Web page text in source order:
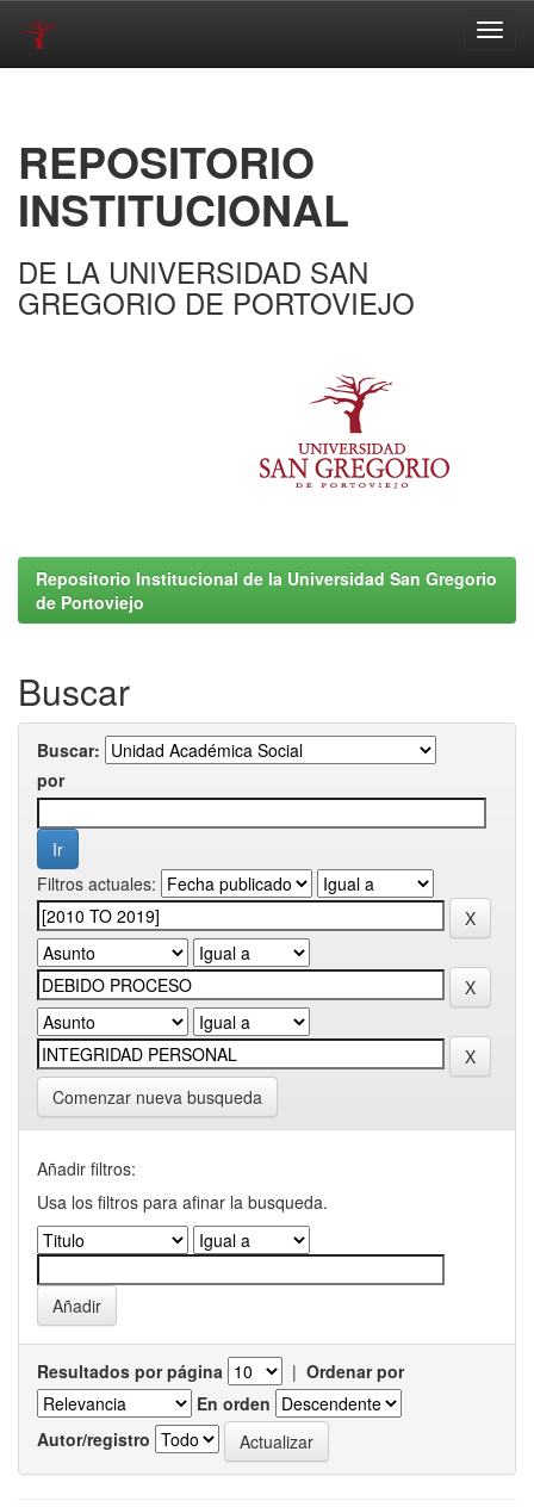
REPOSITORIO
INSTITUCIONAL
DE LA UNIVERSIDAD SAN
GREGORIO DE PORTOVIEJO
Repositorio Institucional de la Universidad San Gregorio
de Portoviejo
Buscar
Buscar:
por
Filtros actuales:
Comenzar nueva busqueda
Añadir filtros:
Usa los filtros para afinar la busqueda.
Resultados por página | Ordenar por
En orden
Autor/registro